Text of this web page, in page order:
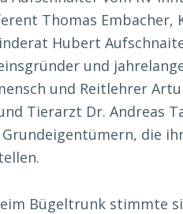
Thomas
Hubert
und
und Reitlehrer
Tierarzt Dr. Andreas
die
Bügeltrunk stimmte